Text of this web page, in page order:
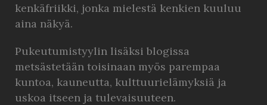
kenkäfriikki, jonka mielestä kenkien kuuluu
aina näkyä.
Pukeutumistyylin lisäksi blogissa
metsästetään toisinaan myös parempaa
kuntoa, kauneutta, kulttuurielämyksiä ja
uskoa itseen ja tulevaisuuteen.